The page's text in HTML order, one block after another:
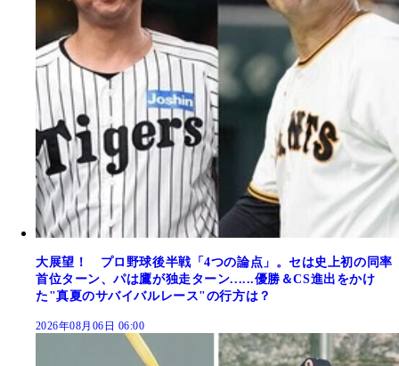
大展望！ プロ野球後半戦「4つの論点」。セは史上初の同率
首位ターン、パは鷹が独走ターン......優勝＆CS進出をかけ
た"真夏のサバイバルレース"の行方は？
2026年08月06日 06:00